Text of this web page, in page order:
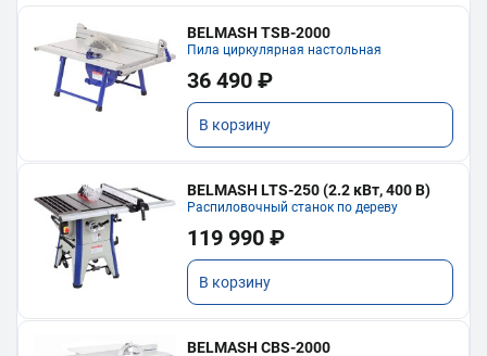
BELMASH TSB-2000
Пила циркулярная настольная
36 490 ₽
В корзину
BELMASH LTS-250 (2.2 кВт, 400 В)
Распиловочный станок по дереву
119 990 ₽
В корзину
BELMASH CBS-2000